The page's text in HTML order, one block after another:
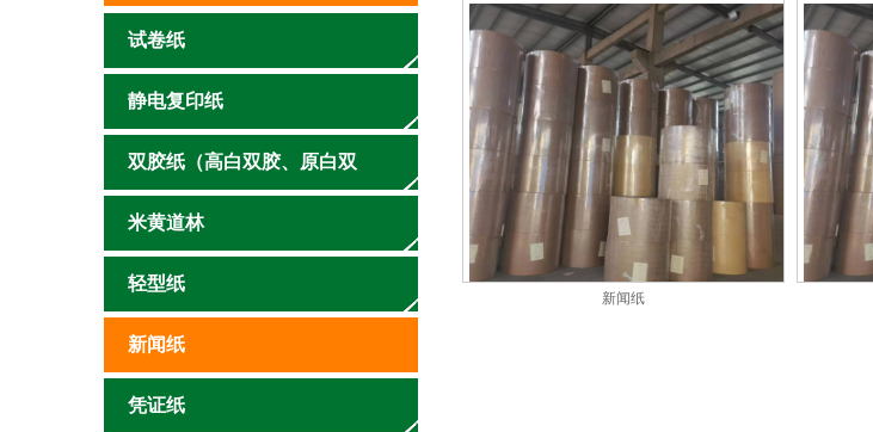
试卷纸
静电复印纸
双胶纸（高白双胶、原白双
胶）
米黄道林
轻型纸
新闻纸
凭证纸
新闻纸